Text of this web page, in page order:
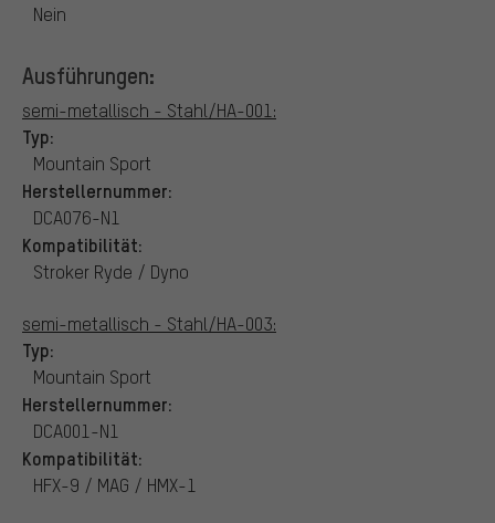
Nein
Ausführungen:
semi-metallisch - Stahl/HA-001:
Typ:
Mountain Sport
Herstellernummer:
DCA076-N1
Kompatibilität:
Stroker Ryde / Dyno
semi-metallisch - Stahl/HA-003:
Typ:
Mountain Sport
Herstellernummer:
DCA001-N1
Kompatibilität:
HFX-9 / MAG / HMX-1